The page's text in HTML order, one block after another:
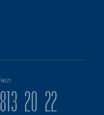
20 22